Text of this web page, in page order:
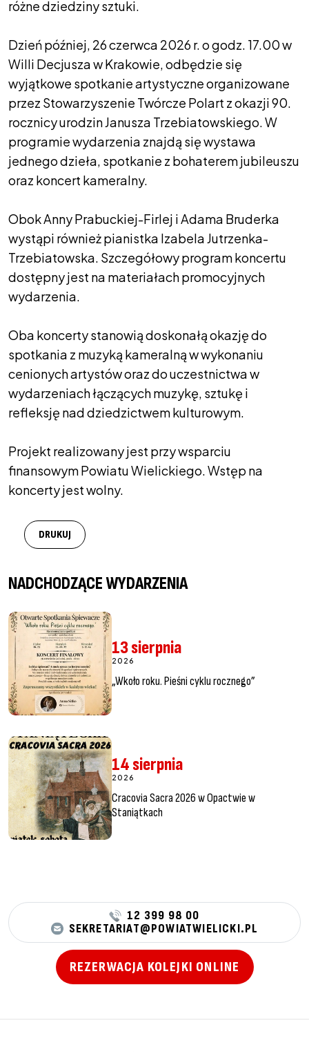
różne dziedziny sztuki.
Dzień później, 26 czerwca 2026 r. o godz. 17.00 w
Willi Decjusza w Krakowie, odbędzie się
wyjątkowe spotkanie artystyczne organizowane
przez Stowarzyszenie Twórcze Polart z okazji 90.
rocznicy urodzin Janusza Trzebiatowskiego. W
programie wydarzenia znajdą się wystawa
jednego dzieła, spotkanie z bohaterem jubileuszu
oraz koncert kameralny.
Obok Anny Prabuckiej-Firlej i Adama Bruderka
wystąpi również pianistka Izabela Jutrzenka-
Trzebiatowska. Szczegółowy program koncertu
dostępny jest na materiałach promocyjnych
wydarzenia.
Oba koncerty stanowią doskonałą okazję do
spotkania z muzyką kameralną w wykonaniu
cenionych artystów oraz do uczestnictwa w
wydarzeniach łączących muzykę, sztukę i
refleksję nad dziedzictwem kulturowym.
Projekt realizowany jest przy wsparciu
finansowym Powiatu Wielickiego. Wstęp na
koncerty jest wolny.
DRUKUJ
NADCHODZĄCE WYDARZENIA
13 sierpnia
2026
„Wkoło roku. Pieśni cyklu rocznego”
14 sierpnia
2026
Cracovia Sacra 2026 w Opactwie w
Staniątkach
12 399 98 00
SEKRETARIAT@POWIATWIELICKI.PL
REZERWACJA KOLEJKI ONLINE